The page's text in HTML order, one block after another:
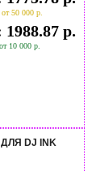
50 000 р.
р.
10 000 р.
DJ INK